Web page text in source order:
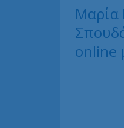
Μαρία
online